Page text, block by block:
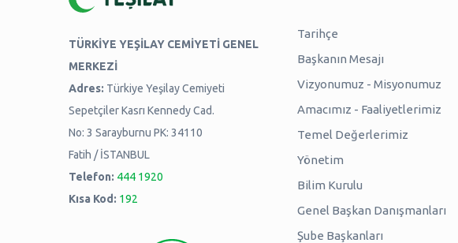
TÜRKİYE YEŞİLAY CEMİYETİ GENEL
MERKEZİ
Adres: Türkiye Yeşilay Cemiyeti
Sepetçiler Kasrı Kennedy Cad.
No: 3 Sarayburnu PK: 34110
Fatih / İSTANBUL
Telefon: 444 1920
Kısa Kod: 192
Tarihçe
Başkanın Mesajı
Vizyonumuz - Misyonumuz
Amacımız - Faaliyetlerimiz
Temel Değerlerimiz
Yönetim
Bilim Kurulu
Genel Başkan Danışmanları
Şube Başkanları